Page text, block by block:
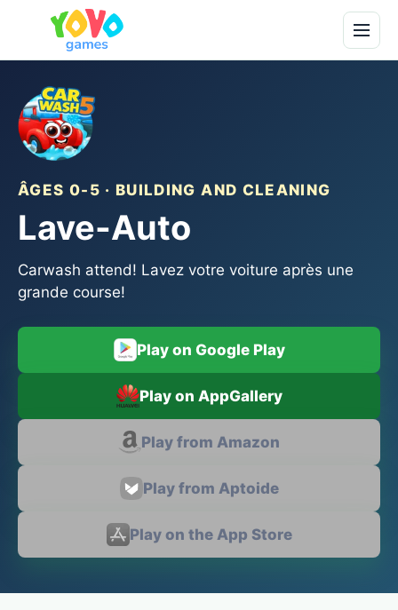
ÂGES 0-5 · BUILDING AND CLEANING
Lave-Auto
Carwash attend! Lavez votre voiture après une
grande course!
Play on Google Play
Play on AppGallery
Play from Amazon
Play from Aptoide
Play on the App Store